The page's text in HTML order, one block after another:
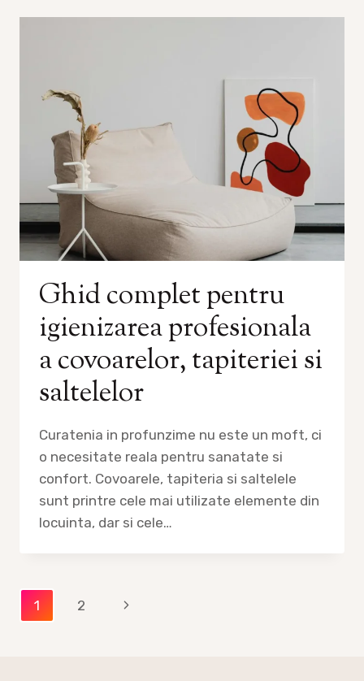
Ghid complet pentru
igienizarea profesionala
a covoarelor, tapiteriei si
saltelelor
Curatenia in profunzime nu este un moft, ci
o necesitate reala pentru sanatate si
confort. Covoarele, tapiteria si saltelele
sunt printre cele mai utilizate elemente din
locuinta, dar si cele…
Page
1 2
Next